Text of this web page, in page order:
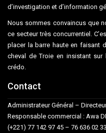
d’investigation et d’information
Nous sommes convaincus que
ce secteur très concurrentiel.
placer la barre haute en faisant
cheval de Troie en insistant
crédo.
Contact
Administrateur Général –
Responsable commercial : Awa
(+221) 77 142 97 45 – 76 636 02 33